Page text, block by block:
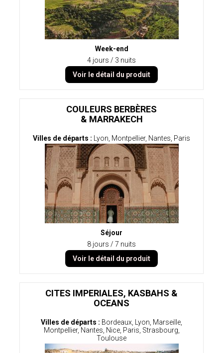
Week-end
4 jours / 3 nuits
Voir le détail du produit
COULEURS BERBÈRES
& MARRAKECH
Villes de départs : Lyon, Montpellier, Nantes, Paris
Séjour
8 jours / 7 nuits
Voir le détail du produit
CITES IMPERIALES, KASBAHS &
OCEANS
Villes de départs : Bordeaux, Lyon, Marseille,
Montpellier, Nantes, Nice, Paris, Strasbourg,
Toulouse